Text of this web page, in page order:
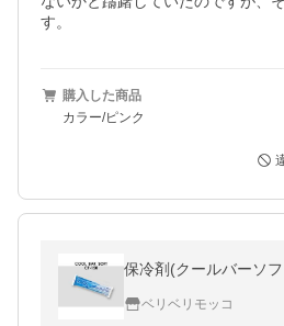
す。
購入した商品
カラー/ピンク
保冷剤(クールバーソ
ベリベリモッコ